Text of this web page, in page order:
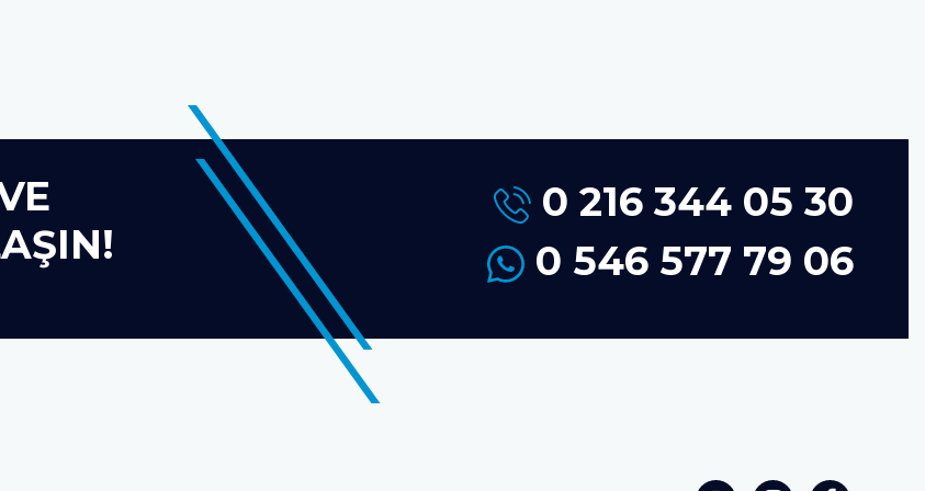
0 216 344 05 30
0 546 577 79 06